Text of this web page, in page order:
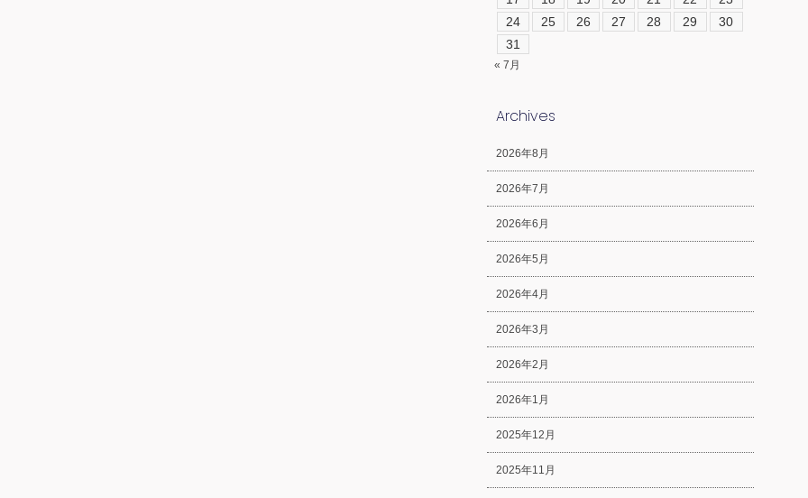
24
25 26 27 28 29
30
31
« 7月
Archives
2026年8月
2026年7月
2026年6月
2026年5月
2026年4月
2026年3月
2026年2月
2026年1月
2025年12月
2025年11月